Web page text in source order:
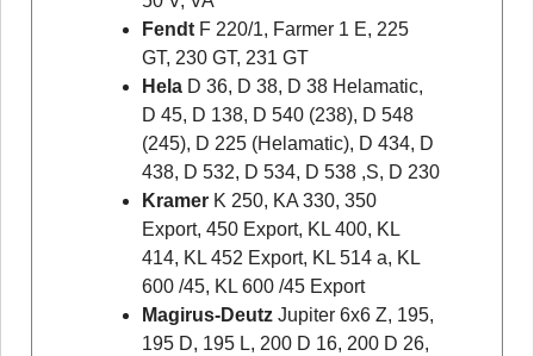
FendtF 220/1, Farmer 1 E, 225
GT, 230 GT, 231 GT
Hela D 36, D 38, D 38 Helamatic,
D 45, D 138, D 540 (238), D 548
(245), D 225 (Helamatic), D 434, D
438, D 532, D 534, D 538 ,S, D 230
Kramer K 250, KA 330, 350
Export, 450 Export, KL 400, KL
414, KL 452 Export, KL 514 a, KL
600 /45, KL 600 /45 Export
Magirus-Deutz Jupiter 6x6 Z, 195,
195 D, 195 L, 200 D 16, 200 D 26,